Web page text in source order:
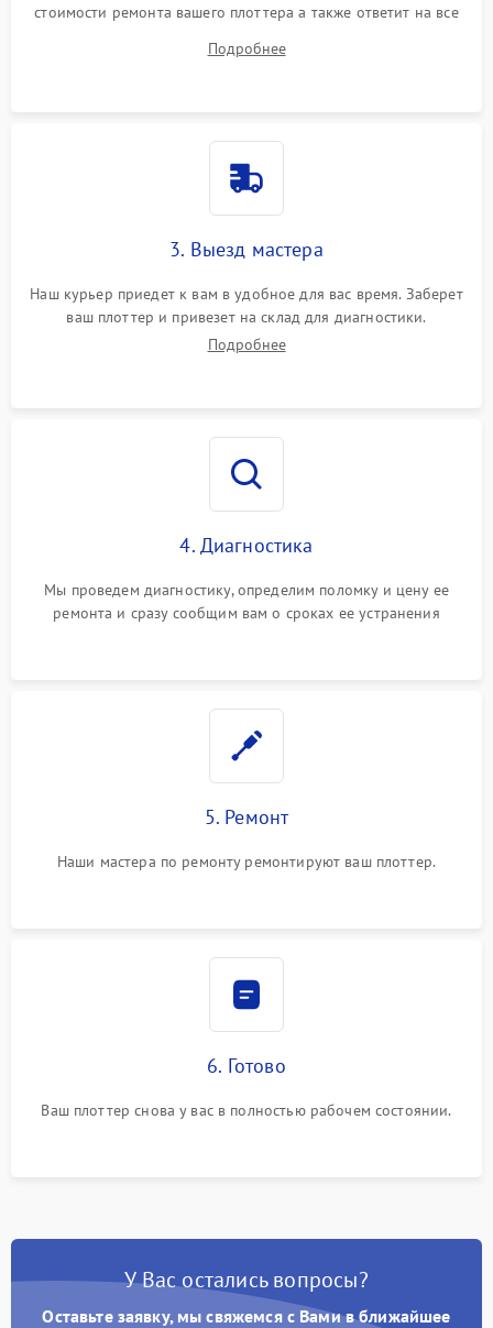
стоимости ремонта вашего плоттера а также ответит на все
Подробнее
3. Выезд мастера
Наш курьер приедет к вам в удобное для вас время. Заберет
ваш плоттер и привезет на склад для диагностики.
Подробнее
4. Диагностика
Мы проведем диагностику, определим поломку и цену ее
ремонта и сразу сообщим вам о сроках ее устранения
5. Ремонт
Наши мастера по ремонту ремонтируют ваш плоттер.
6. Готово
Ваш плоттер снова у вас в полностью рабочем состоянии.
У Вас остались вопросы?
Оставьте заявку, мы свяжемся с Вами в ближайшее